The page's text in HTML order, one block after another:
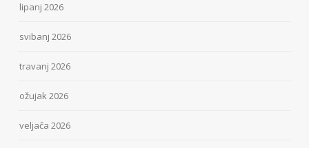
lipanj 2026
svibanj 2026
travanj 2026
ožujak 2026
veljača 2026